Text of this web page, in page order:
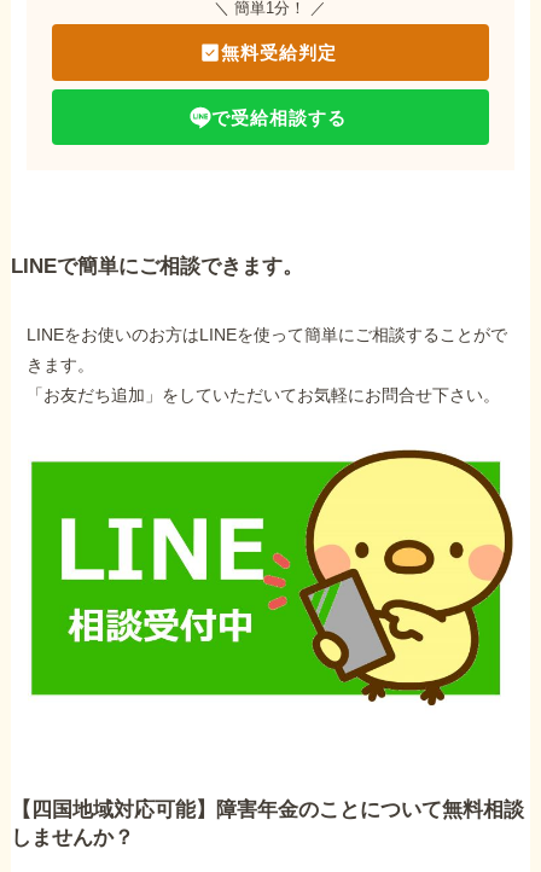
＼ 簡単1分！ ／
無料受給判定
で受給相談する
LINEで簡単にご相談できます。
LINEをお使いのお方はLINEを使って簡単にご相談することがで
きます。
「お友だち追加」をしていただいてお気軽にお問合せ下さい。
【四国地域対応可能】障害年金のことについて無料相談
しませんか？